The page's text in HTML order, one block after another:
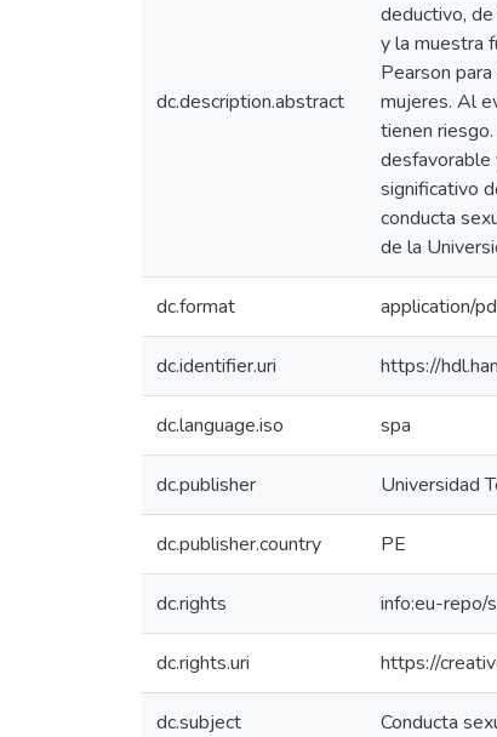
dc.description.abstract
deductivo,
y la muestra
Pearson
mujeres. Al
tienen
desfavorable
significativo
conducta
de la
dc.format application/
dc.identifier.uri https://
dc.language.iso spa
dc.publisher Universidad
dc.publisher.country PE
dc.rights info:eu-repo/
dc.rights.uri https://
dc.subject Conducta